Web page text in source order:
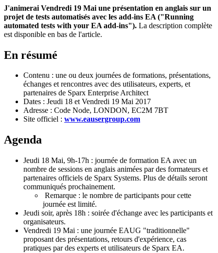
J'animerai Vendredi 19 Mai une présentation en anglais sur un
projet de tests automatisés avec les add-ins EA ("Running
automated tests with your EA add-ins"). La description complète
est disponible en bas de l'article.
En résumé
Contenu : une ou deux journées de formations, présentations,
échanges et rencontres avec des utilisateurs, experts, et
partenaires de Sparx Enterprise Architect
Dates : Jeudi 18 et Vendredi 19 Mai 2017
Adresse : Code Node, LONDON, EC2M 7BT
Site officiel : www.eausergroup.com
Agenda
Jeudi 18 Mai, 9h-17h : journée de formation EA avec un
nombre de sessions en anglais animées par des formateurs et
partenaires officiels de Sparx Systems. Plus de détails seront
communiqués prochainement.
Remarque : le nombre de participants pour cette
journée est limité.
Jeudi soir, après 18h : soirée d'échange avec les participants et
organisateurs.
Vendredi 19 Mai : une journée EAUG "traditionnelle"
proposant des présentations, retours d'expérience, cas
pratiques par des experts et utilisateurs de Sparx EA.